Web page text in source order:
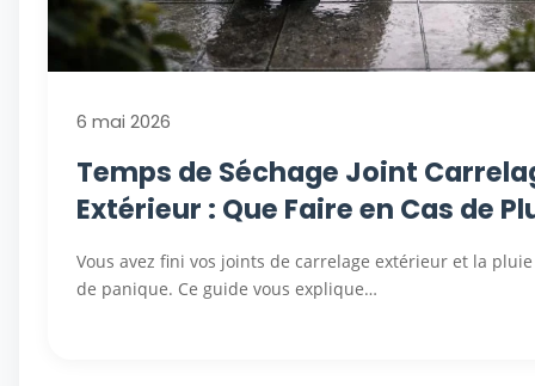
6 mai 2026
Temps de Séchage Joint
Extérieur : Que Faire en Cas de
Vous avez fini vos joints de carrelage extérieur et la pluie
de panique. Ce guide vous explique…